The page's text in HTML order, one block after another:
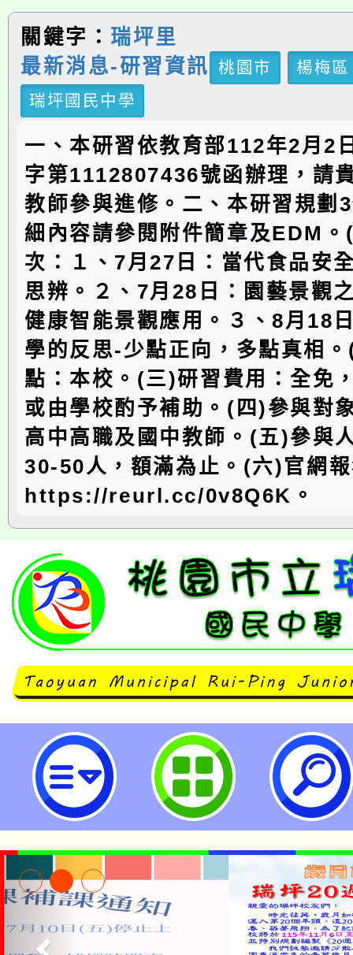
關鍵字： 瑞坪里
最新消息-研習資訊
桃園市
楊梅區
瑞坪國民中學
一、本研習依教育部112年2月2
字第1112807436號函辦理，請
教師參與進修。二、本研習規劃
細內容請參閱附件簡章及EDM
次：１、7月27日：當代食品安
思辨。２、7月28日：園藝景觀
健康智能景觀應用。３、8月18
學的反思-少點正向，多點真相
點：本校。(三)研習費用：全免
或由學校酌予補助。(四)參與對
高中高職及國中教師。(五)參與
30-50人，額滿為止。(六)官網
https://reurl.cc/0v8Q6K。
neilrpjhstyc網站設計者：徐嘉